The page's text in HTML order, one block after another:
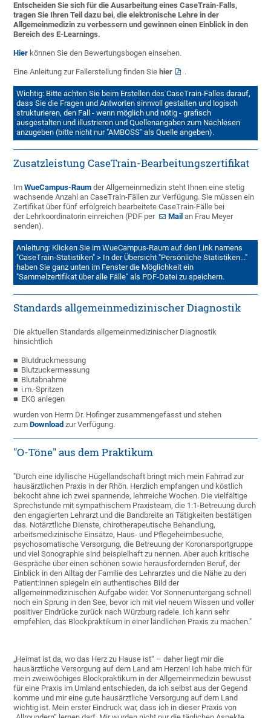
Entscheiden Sie sich für die Ausarbeitung eines CaseTrain-Falls,
tragen Sie Ihren Teil dazu bei, die elektronische Lehre in der
Allgemeinmedizin zu verbessern und gewinnen einen Einblick in den
Bereich des E-Learnings.
Hier können Sie den Bewertungsbogen einsehen.
Eine Anleitung zur Fallerstellung finden Sie hier .
Wichtig: Bitte achten Sie beim Erstellen des CaseTrain-Falles darauf,
dass Sie die Fragen und Antworten sinnvoll gestalten und logisch
strukturieren, den Fall - wenn möglich und nötig - grafisch
ausgestalten und illustrieren und Quellenangaben zum Nachlesen
anzugeben (bitte nicht nur "AMBOSS" als Quelle angeben).
Zusatzleistung CaseTrain-Bearbeitungszertifikat
ImWueCampus-Raum der Allgemeinmedizin steht Ihnen eine stetig
wachsende Anzahl an CaseTrain-Fällen zur Verfügung. Sie müssen ein
Zertifikat über fünf erfolgreich bearbeitete CaseTrain-Fälle bei
der Lehrkoordinatorin einreichen (PDF per
Mail an Frau Meyer
senden).
Anleitung: Klicken Sie im WueCampus-Raum auf den Link namens
"CaseTrain-Statistiken" > In der Übersicht "Persönliche Statistiken..."
haben Sie ganz unten im Fenster die Möglichkeit ein
"Sammelzertifikat über alle Fälle" als PDF-Datei zu speichern.
Standards allgemeinmedizinischer Diagnostik
Die aktuellen Standards allgemeinmedizinischer Diagnostik
hinsichtlich
Blutdruckmessung
Blutzuckermessung
Blutabnahme
i.m.-Spritzen
EKG anlegen
wurden von Herrn Dr. Hofinger zusammengefasst und stehen
zumDownload zur Verfügung.
"O-Töne" aus dem Praktikum
"Durch eine idyllische Hügellandschaft bringt mich mein Fahrrad zur
hausärztlichen Praxis in der Rhön. Herzlich empfangen und köstlich
bekocht ahne ich zwei spannende, lehrreiche Wochen. Die vielfältige
Sprechstunde mit sympathischem Praxisteam, die 1:1-Betreuung durch
den engagierten Lehrarzt und die Bandbreite an Tätigkeiten bestätigen
das. Notärztliche Dienste, chirotherapeutische Behandlung,
arbeitsmedizinische Einsätze, Haus- und Pflegeheimbesuche,
psychosomatische Versorgung, die Betreuung der Koronarsportgruppe
und viel Sonographie sind beispielhaft zu nennen. Aber auch kritische
Gespräche über einen schönen sowie herausfordernden Beruf, der
Einblick in den Alltag der Familie des Lehrarztes und die Nähe zu den
Patient:innen spiegeln ein authentisches Bild der
allgemeinmedizinischen Aufgabe wider. Vor Sonnenuntergang schnell
noch ein Sprung in den See, bevor ich mit viel neuem Wissen und voller
positiver Eindrücke zurück nach Würzburg radele. Ich kann sehr
empfehlen, das Blockpraktikum in einer ländlichen Praxis zu machen."
„Heimat ist da, wo das Herz zu Hause ist“ – daher liegt mir die
hausärztliche Versorgung auf dem Land am Herzen! Ich habe mich für
mein zweiwöchiges Blockpraktikum in der Allgemeinmedizin bewusst
für eine Praxis im Umland entschieden, da ich selbst aus der Gegend
komme und mir eine gute hausärztliche Versorgung auf dem Land
wichtig ist. Mein erster Eindruck war, dass ich in dieser Praxis von